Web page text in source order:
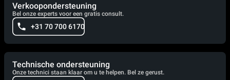
Verkoopondersteuning
Bel onze experts voor een gratis consult.
+31 70 700 6170
Technische ondersteuning
Onze technici staan klaar om u te helpen. Bel ze gerust.